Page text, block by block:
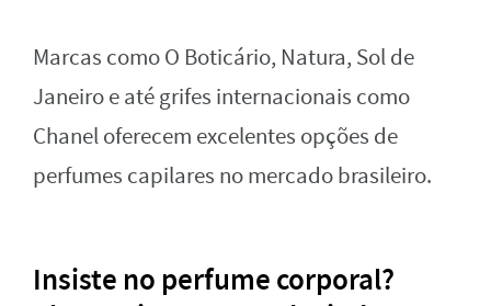
Marcas como O Boticário, Natura, Sol de
Janeiro e até grifes internacionais como
Chanel oferecem excelentes opções de
perfumes capilares no mercado brasileiro.
Insiste no perfume corporal?